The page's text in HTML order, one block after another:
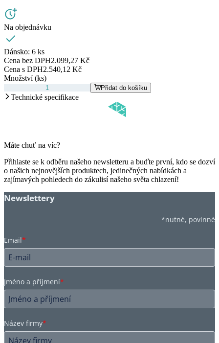
Na objednávku
Dánsko: 6 ks
Cena bez DPH2.099,27 Kč
Cena s DPH2.540,12 Kč
Množství (ks)
Přidat do košíku
Technické specifikace
Máte chuť na víc?
Přihlaste se k odběru našeho newsletteru a buďte první, kdo se dozví
o našich nejnovějších produktech, jedinečných nabídkách a
zajímavých pohledech do zákulisí našeho světa chlazení!
Newslettery
*nutné, povinné
Email*
Jméno a příjmení*
Název firmy*